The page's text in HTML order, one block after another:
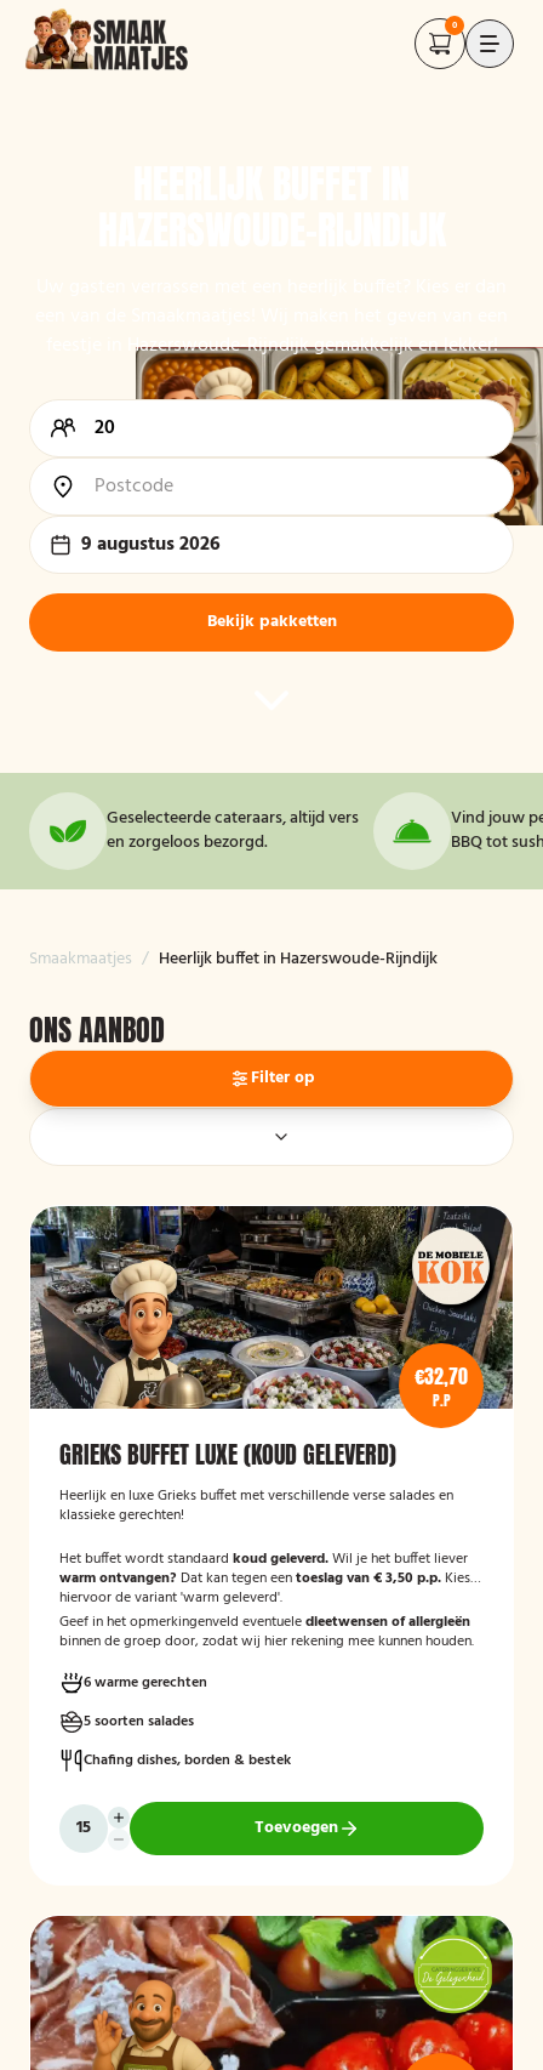
0
feestje in Hazerswoude-Rijndijk gemakkelijk en lekker!
9 augustus 2026
Bekijk pakketten
Geselecteerde cateraars, altijd vers
en zorgeloos bezorgd.
Vind jouw
BBQ tot
Smaakmaatjes / Heerlijk buffet in Hazerswoude-Rijndijk
ONS AANBOD
Filter op
€32,70
P.P
GRIEKS BUFFET LUXE (KOUD GELEVERD)
Heerlijk en luxe Grieks buffet met verschillende verse salades en
klassieke gerechten!
Het buffet wordt standaard koud geleverd.Wil je het buffet liever
warm ontvangen? Dat kan tegen eentoeslag van € 3,50 p.p. Kies
hiervoor de variant 'warm geleverd'.
Geef in het opmerkingenveld eventueledieetwensen of allergieën
binnen de groep door, zodat wij hier rekening mee kunnen houden.
6 warme gerechten
5 soorten salades
Chafing dishes, borden & bestek
Toevoegen